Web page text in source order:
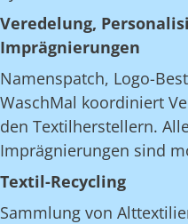
Veredelung,
Imprägnierungen
Namenspatch, Logo-
WaschMal koordiniert
den Textilherstellern.
Imprägnierungen sind
Textil-Recycling
Sammlung von